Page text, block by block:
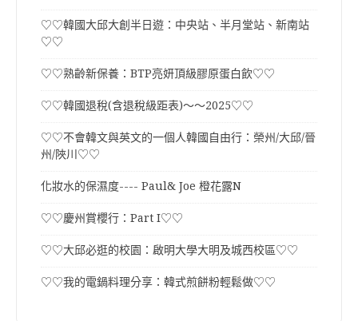
♡♡韓國大邱大創半日遊：中央站、半月堂站、新南站
♡♡
♡♡熟齡新保養：BTP亮妍頂級膠原蛋白飲♡♡
♡♡韓國退稅(含退稅級距表)～～2025♡♡
♡♡不會韓文與英文的一個人韓國自由行：榮州/大邱/晉
州/陜川♡♡
化妝水的保濕度---- Paul& Joe 橙花露N
♡♡慶州賞櫻行：Part I♡♡
♡♡大邱必逛的校園：啟明大學大明及城西校區♡♡
♡♡我的電鍋料理分享：韓式煎餅粉輕鬆做♡♡